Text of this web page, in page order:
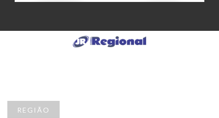
REGIÃO